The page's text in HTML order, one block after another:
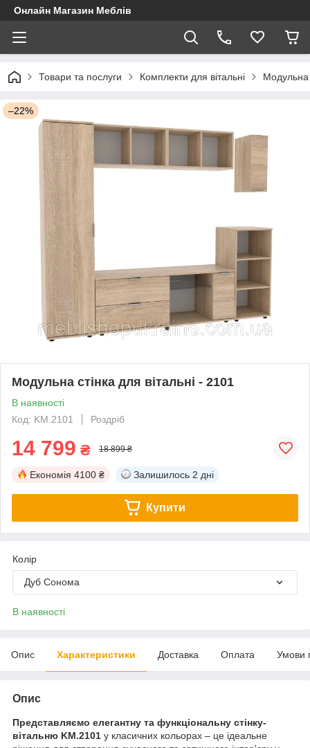
Онлайн Магазин Меблів
Товари та послуги Комплекти для вітальні Модульна
–22%
Модульна стінка для вітальні - 2101
В наявності
Код: KM.2101
Роздріб
14 799 ₴ 18 899 ₴
Економія 4100 ₴ Залишилось 2 дні
Купити
Колір
Дуб Сонома
В наявності
Опис Характеристики Доставка Оплата Умови
Опис
Представляємо елегантну та функціональну стінку-
вітальню KM.2101 у класичних кольорах – це ідеальне